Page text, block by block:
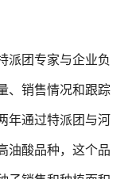
团专家与企业负
、销售情况和跟踪
年通过特派团与河
油酸品种，这个品